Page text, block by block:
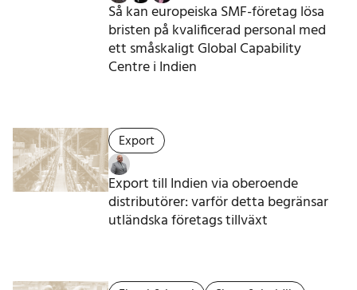
Så kan europeiska SMF-företag lösa
bristen på kvalificerad personal med
ett småskaligt Global Capability
Centre i Indien
Export
Export till Indien via oberoende
distributörer: varför detta begränsar
utländska företags tillväxt